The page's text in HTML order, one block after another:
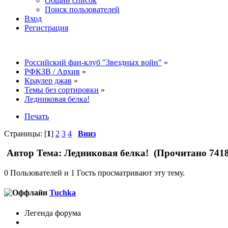
Поиск пользователей
Вход
Регистрация
Российский фан-клуб "Звездных войн" »
РФКЗВ / Архив »
Краулер джав »
Темы без сортировки »
Ледниковая белка!
Печать
Страницы: [1] 2 3 4 Вниз
Автор Тема: Ледниковая белка! (Прочитано
0 Пользователей и 1 Гость просматривают эту тему.
Tuchka
Легенда форума